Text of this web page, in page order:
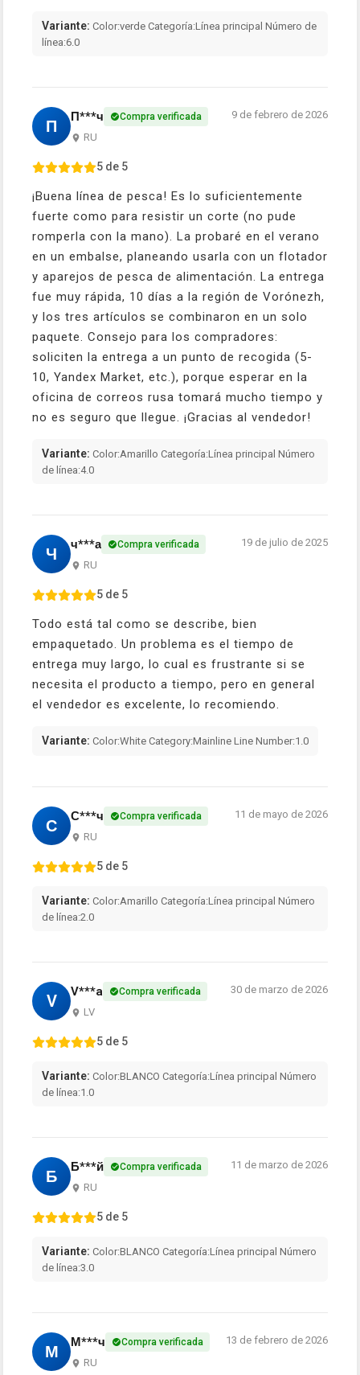
Variante: Color:verde Categoría:Línea principal Número de
línea:6.0
П П***ч Compra verificada
RU
9 de febrero de 2026
5 de 5
¡Buena línea de pesca! Es lo suficientemente
fuerte como para resistir un corte (no pude
romperla con la mano). La probaré en el verano
en un embalse, planeando usarla con un flotador
y aparejos de pesca de alimentación. La entrega
fue muy rápida, 10 días a la región de Vorónezh,
y los tres artículos se combinaron en un solo
paquete. Consejo para los compradores:
soliciten la entrega a un punto de recogida (5-
10, Yandex Market, etc.), porque esperar en la
oficina de correos rusa tomará mucho tiempo y
no es seguro que llegue. ¡Gracias al vendedor!
Variante: Color:Amarillo Categoría:Línea principal Número
de línea:4.0
Ч ч***а Compra verificada
RU
19 de julio de 2025
5 de 5
Todo está tal como se describe, bien
empaquetado. Un problema es el tiempo de
entrega muy largo, lo cual es frustrante si se
necesita el producto a tiempo, pero en general
el vendedor es excelente, lo recomiendo.
Variante: Color:White Category:Mainline Line Number:1.0
С С***ч Compra verificada
RU
11 de mayo de 2026
5 de 5
Variante: Color:Amarillo Categoría:Línea principal Número
de línea:2.0
V V***a Compra verificada
LV
30 de marzo de 2026
5 de 5
Variante: Color:BLANCO Categoría:Línea principal Número
de línea:1.0
Б Б***й Compra verificada
RU
11 de marzo de 2026
5 de 5
Variante: Color:BLANCO Categoría:Línea principal Número
de línea:3.0
М М***ч Compra verificada
RU
13 de febrero de 2026